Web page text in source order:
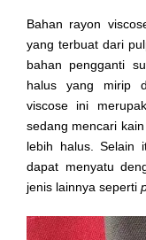
Bahan rayon
yang terbuat dari
bahan pengganti
halus yang mirip
viscose ini
sedang mencari
lebih halus. Selain
dapat menyatu
jenis lainnya seperti